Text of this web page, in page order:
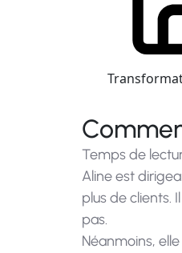
Temps de
Aline est
plus de clients.
pas.
Néanmoins,